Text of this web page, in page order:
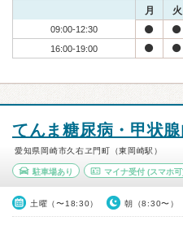
月 火
09:00-12:30
16:00-19:00
てんま糖尿病・甲状
愛知県岡崎市久右ヱ門町（東岡崎駅）
駐車場あり マイナ受付(スマホ可
土曜（〜18:30） 朝（8:30〜）